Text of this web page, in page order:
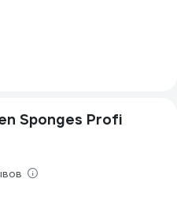
Sponges Profi